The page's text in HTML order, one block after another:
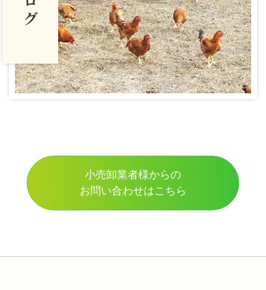
小売卸業者様からの
お問い合わせはこちら